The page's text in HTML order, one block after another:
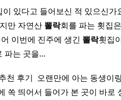
있다고 들어보신 적 있으신가
만 자연산 뽈락회를 파는 횟집
이번에 진주에 생긴 뽈락횟집
파는 곳을…
천 후기 ​ 오랜만에 아는 동생이
쏙 띄어서 들어가 본 곳이 바로